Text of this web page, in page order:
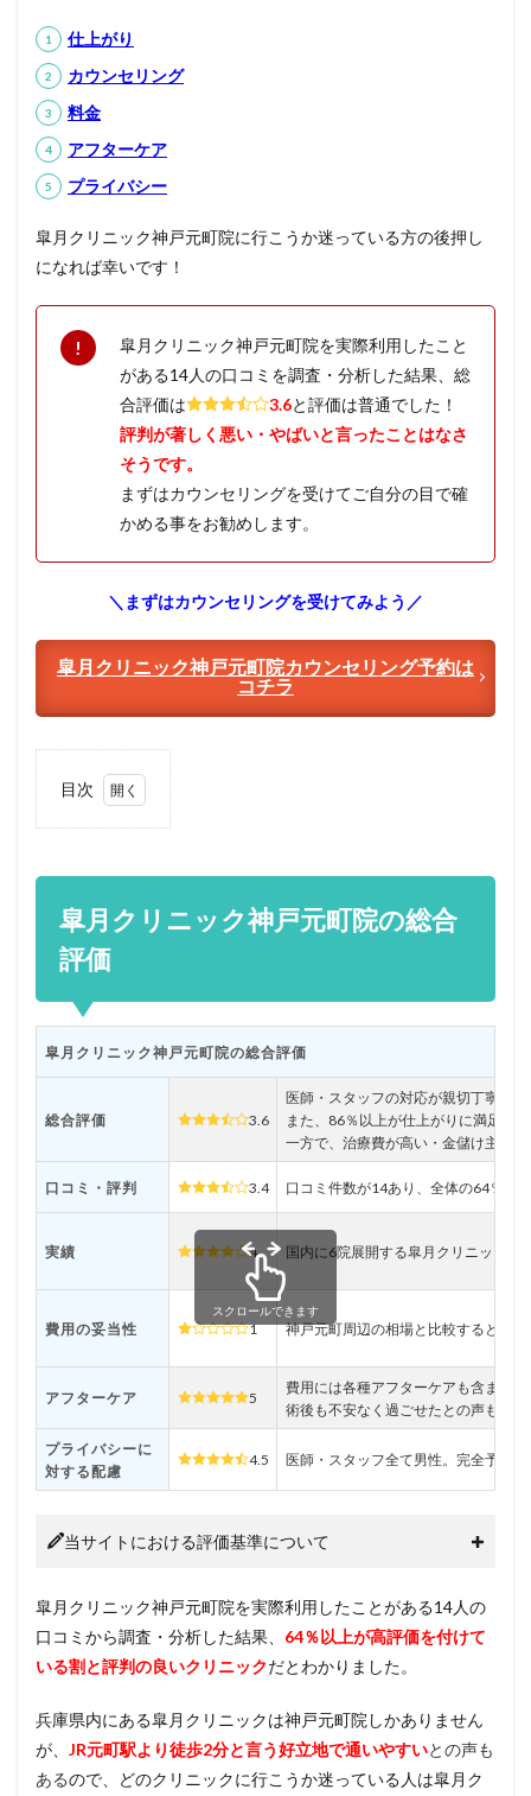
仕上がり
カウンセリング
料金
アフターケア
プライバシー
皐月クリニック神戸元町院に行こうか迷っている方の後押し
になれば幸いです！
皐月クリニック神戸元町院を実際利用したこと
がある14人の口コミを調査・分析した結果、総
合評価は
3.6と評価は普通でした！
評判が著しく悪い・やばいと言ったことはなさ
そうです。
まずはカウンセリングを受けてご自分の目で確
かめる事をお勧めします。
＼まずはカウンセリングを受けてみよう／
皐月クリニック神戸元町院カウンセリング予約は
コチラ
目次
ク神
戸元
町院
の総
2
皐月
ニッ
戸元
町院
術に
る悪
良い
評判
め！
3
ニッ
町院
の包
茎手
術を
すめ
人・
しな
皐月クリニック神戸元町院の総合
評価
皐月クリニック神戸元町院の総合評価
総合評価 3.6
医師・スタッフの対応が親切丁寧、
また、86％以上が仕上がりに満足し
一方で、治療費が高い・金儲け主義
口コミ・評判 3.4 口コミ件数が14あり、全体の64％以
実績 4 国内に6院展開する皐月クリニックグ
費用の妥当性 1 神戸元町周辺の相場と比較すると普
アフターケア 5
費用には各種アフターケアも含まれ
術後も不安なく過ごせたとの声もある
プライバシーに
対する配慮
4.5 医師・スタッフ全て男性。完全予約
スクロールできます
当サイトにおける評価基準について
皐月クリニック神戸元町院を実際利用したことがある14人の
口コミから調査・分析した結果、 64％以上が高評価を付けて
いる割と評判の良いクリニックだとわかりました。
兵庫県内にある皐月クリニックは神戸元町院しかありません
が、 JR元町駅より徒歩2分と言う好立地で通いやすいとの声も
あるので、どのクリニックに行こうか迷っている人は皐月ク